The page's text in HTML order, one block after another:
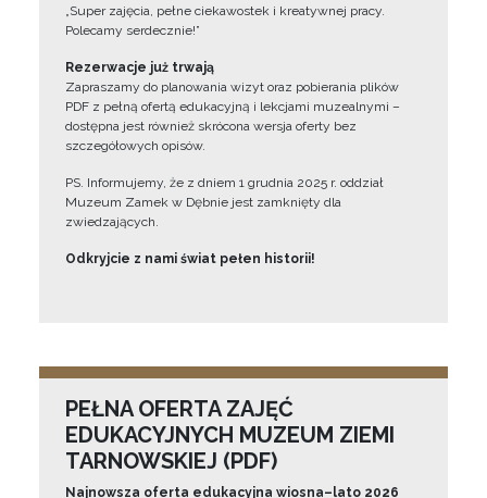
„Super zajęcia, pełne ciekawostek i kreatywnej pracy.
Polecamy serdecznie!”
Rezerwacje już trwają
Zapraszamy do planowania wizyt oraz pobierania plików
PDF z pełną ofertą edukacyjną i lekcjami muzealnymi –
dostępna jest również skrócona wersja oferty bez
szczegółowych opisów.
PS. Informujemy, że z dniem 1 grudnia 2025 r. oddział
Muzeum Zamek w Dębnie jest zamknięty dla
zwiedzających.
Odkryjcie z nami świat pełen historii!
PEŁNA OFERTA ZAJĘĆ
EDUKACYJNYCH MUZEUM ZIEMI
TARNOWSKIEJ (PDF)
Najnowsza oferta edukacyjna wiosna–lato 2026